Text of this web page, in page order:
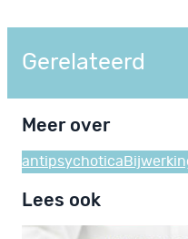
Gerelateerd
Meer over
antipsychotica
Lees ook